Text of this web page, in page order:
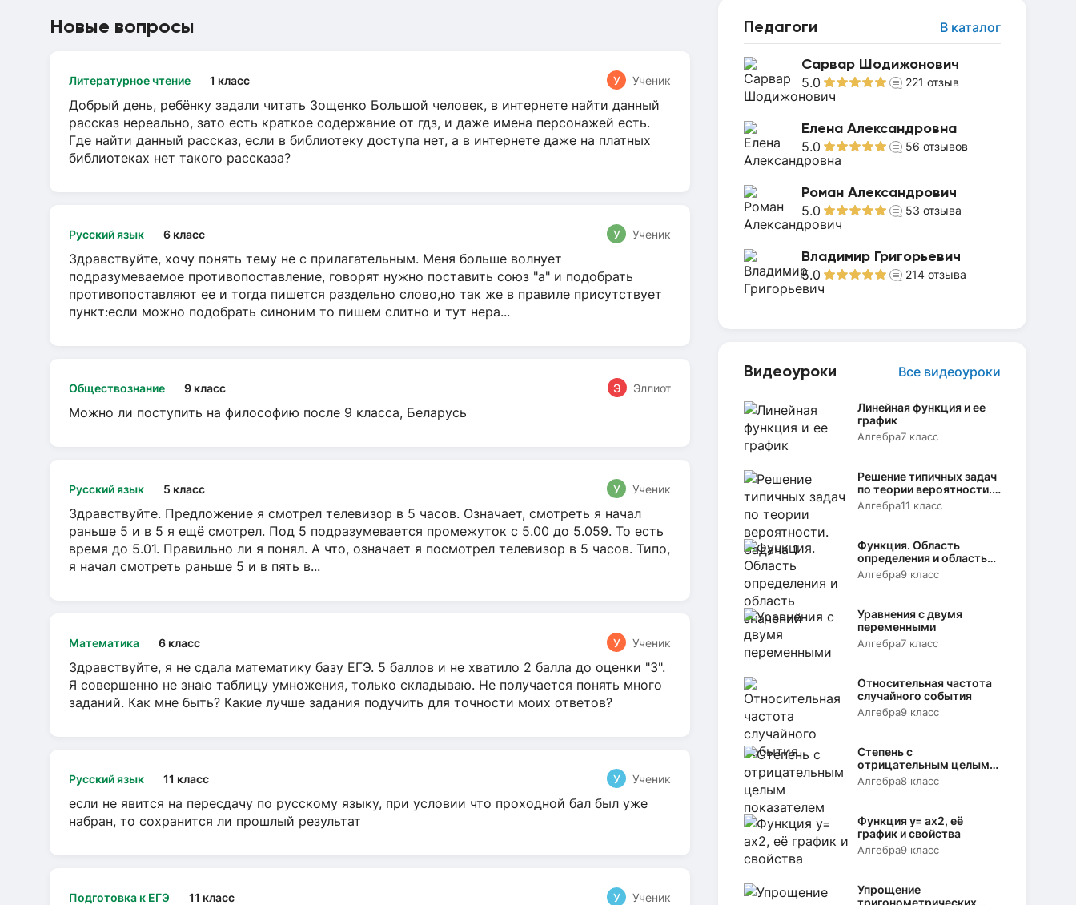
Педагоги В каталог
Сарвар Шодижонович
5.0 221 отзыв
Елена Александровна
5.0 56 отзывов
Роман Александрович
5.0 53 отзыва
Владимир Григорьевич
5.0 214 отзыва
Видеоуроки Все видеоуроки
Линейная функция и ее
график
Алгебра7 класс
Решение типичных задач
по теории вероятности.
Задача 1
Алгебра11 класс
Функция. Область
определения и область
значений
Алгебра9 класс
Уравнения с двумя
переменными
Алгебра7 класс
Относительная частота
случайного события
Алгебра9 класс
Степень с
отрицательным целым
показателем
Алгебра8 класс
Функция y= аx2, её
график и свойства
Алгебра9 класс
Упрощение
тригонометрических
Новые вопросы
Литературное чтение 1 класс У Ученик
Добрый день, ребёнку задали читать Зощенко Большой человек, в интернете найти данный
рассказ нереально, зато есть краткое содержание от гдз, и даже имена персонажей есть.
Где найти данный рассказ, если в библиотеку доступа нет, а в интернете даже на платных
библиотеках нет такого рассказа?
Русский язык 6 класс У Ученик
Здравствуйте, хочу понять тему не с прилагательным. Меня больше волнует
подразумеваемое противопоставление, говорят нужно поставить союз "а" и подобрать
противопоставляют ее и тогда пишется раздельно слово,но так же в правиле присутствует
пункт:если можно подобрать синоним то пишем слитно и тут нера...
Обществознание 9 класс Э Эллиот
Можно ли поступить на философию после 9 класса, Беларусь
Русский язык 5 класс У Ученик
Здравствуйте. Предложение я смотрел телевизор в 5 часов. Означает, смотреть я начал
раньше 5 и в 5 я ещё смотрел. Под 5 подразумевается промежуток с 5.00 до 5.059. То есть
время до 5.01. Правильно ли я понял. А что, означает я посмотрел телевизор в 5 часов. Типо,
я начал смотреть раньше 5 и в пять в...
Математика 6 класс У Ученик
Здравствуйте, я не сдала математику базу ЕГЭ. 5 баллов и не хватило 2 балла до оценки "3".
Я совершенно не знаю таблицу умножения, только складываю. Не получается понять много
заданий. Как мне быть? Какие лучше задания подучить для точности моих ответов?
Русский язык 11 класс У Ученик
если не явится на пересдачу по русскому языку, при условии что проходной бал был уже
набран, то сохранится ли прошлый результат
Подготовка к ЕГЭ 11 класс У Ученик